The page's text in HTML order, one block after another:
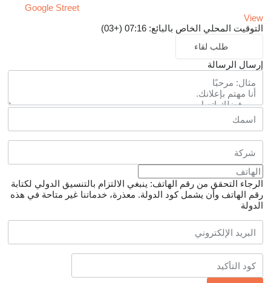
Google Street
View
التوقيت المحلي الخاص بالبائع: 07:16 (+03)
طلب لقاء
إرسال الرسالة
الرجاء التحقق من رقم الهاتف: ينبغي الالتزام بالتنسيق الدولي لكتابة
رقم الهاتف وأن يشمل كود الدولة. معذرة، خدماتنا غير متاحة في هذه
الدولة